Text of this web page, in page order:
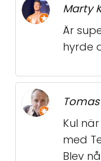
Marty
Är
hyrde
Tomas
Kul
med
Blev